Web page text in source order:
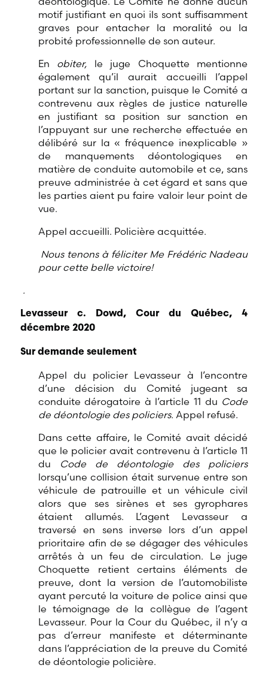
motif justifiant en quoi ils sont suffisamment
graves pour entacher la moralité ou la
probité professionnelle de son auteur.
En obiter, le juge Choquette mentionne
également qu’il aurait accueilli l’appel
portant sur la sanction, puisque le Comité a
contrevenu aux règles de justice naturelle
en justifiant sa position sur sanction en
l’appuyant sur une recherche effectuée en
délibéré sur la « fréquence inexplicable »
de manquements déontologiques en
matière de conduite automobile et ce, sans
preuve administrée à cet égard et sans que
les parties aient pu faire valoir leur point de
vue.
Appel accueilli. Policière acquittée.
Nous tenons à féliciter Me Frédéric Nadeau
pour cette belle victoire!
.
Levasseur c. Dowd, Cour du Québec, 4
décembre 2020
Sur demande seulement
Appel du policier Levasseur à l’encontre
d’une décision du Comité jugeant sa
conduite dérogatoire à l’article 11 du Code
de déontologie des policiers. Appel refusé.
Dans cette affaire, le Comité avait décidé
que le policier avait contrevenu à l’article 11
du
Code de déontologie des policiers
lorsqu’une collision était survenue entre son
véhicule de patrouille et un véhicule civil
alors que ses sirènes et ses gyrophares
étaient allumés. L’agent Levasseur a
traversé en sens inverse lors d’un appel
prioritaire afin de se dégager des véhicules
arrêtés à un feu de circulation. Le juge
Choquette retient certains éléments de
preuve, dont la version de l’automobiliste
ayant percuté la voiture de police ainsi que
le témoignage de la collègue de l’agent
Levasseur. Pour la Cour du Québec, il n’y a
pas d’erreur manifeste et déterminante
dans l’appréciation de la preuve du Comité
de déontologie policière.